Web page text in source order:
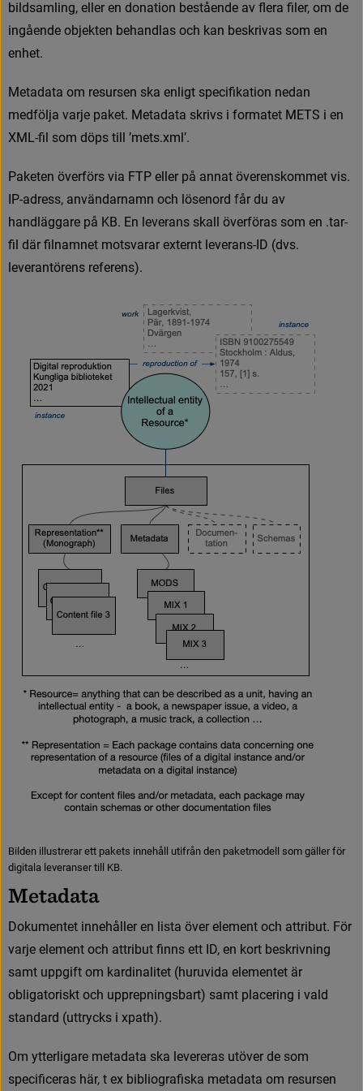
bildsamling, eller en donation bestående av fera fler, om de
ingående objekten behandlas och kan beskrivas som en
enhet.
Metadata om resursen ska enligt specifkation nedan
medfölja varje paket. Metadata skrivs i formatet METS i en
XML-fl som döps till ’mets.xml’.
Paketen överförs via FTP eller på annat överenskommet vis.
IP-adress, användarnamn och lösenord får du av
handläggare på KB. En leverans skall överföras som en .tar-
fl där flnamnet motsvarar externt leverans-ID (dvs.
leverantörens referens).
Bilden illustrerar ett pakets innehåll utifrån den paketmodell som gäller för
digitala leveranser till KB.
Metadata
Dokumentet innehå er en ista över e ement och attribut. För
varje e ement och attribut fnns ett D, en kort beskrivning
samt uppgift om kardina itet (huruvida e ementet är
ob igatoriskt och upprepningsbart) samt p acering i va d
standard (uttrycks i xpath).
Om ytter igare metadata ska evereras utöver de som
specifceras här, t ex bib iografska metadata om resursen